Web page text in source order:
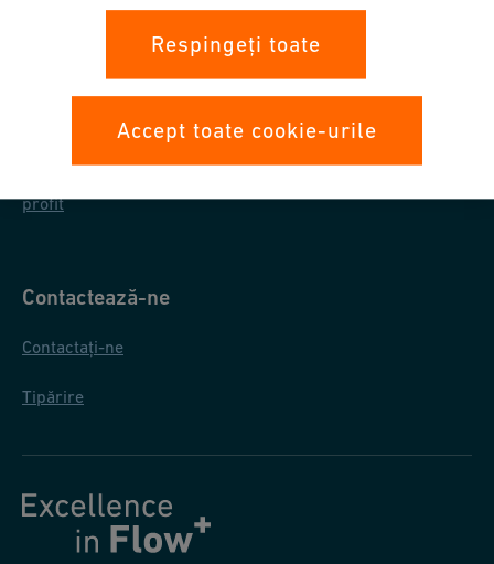
Protecția datelor
Condiții generale de achiziționare
profit
Contactează-ne
Contactați-ne
Tipărire
Respingeți toate
Accept toate cookie-urile